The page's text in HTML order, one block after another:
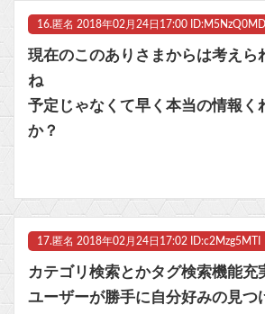
16. 匿名 2018年02月24日17:00
現在のこのありさまからは考えら
ね
予定じゃなくて早く本当の情報く
か？
17. 匿名 2018年02月24日17:02 ID:c2Mzg5MTI
カテゴリ検索とかタグ検索機能充
ユーザーが勝手に自分好みの見つ